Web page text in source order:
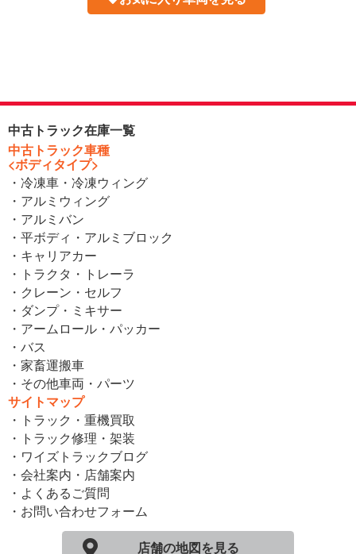
中古トラック在庫一覧
中古トラック車種
<ボディタイプ>
・冷凍車・冷凍ウィング
・アルミウィング
・アルミバン
・平ボディ・アルミブロック
・キャリアカー
・トラクタ・トレーラ
・クレーン・セルフ
・ダンプ・ミキサー
・アームロール・パッカー
・バス
・家畜運搬車
・その他車両・パーツ
サイトマップ
・トラック・重機買取
・トラック修理・架装
・ワイズトラックブログ
・会社案内・店舗案内
・よくあるご質問
・お問い合わせフォーム
店舗の地図を見る